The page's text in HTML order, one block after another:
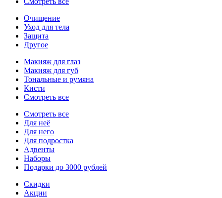
Очищение
Уход для тела
Защита
Другое
Макияж для глаз
Макияж для губ
Тональные и румяна
Кисти
Смотреть все
Смотреть все
Для неё
Для него
Для подростка
Адвенты
Наборы
Подарки до 3000 рублей
Скидки
Акции